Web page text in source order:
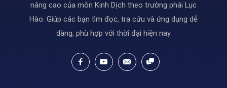
nâng cao của môn Kinh Dịch theo trường phái Lục
Hào. Giúp các bạn tìm đọc, tra cứu và ứng dụng dễ
dàng, phù hợp với thời đại hiện nay